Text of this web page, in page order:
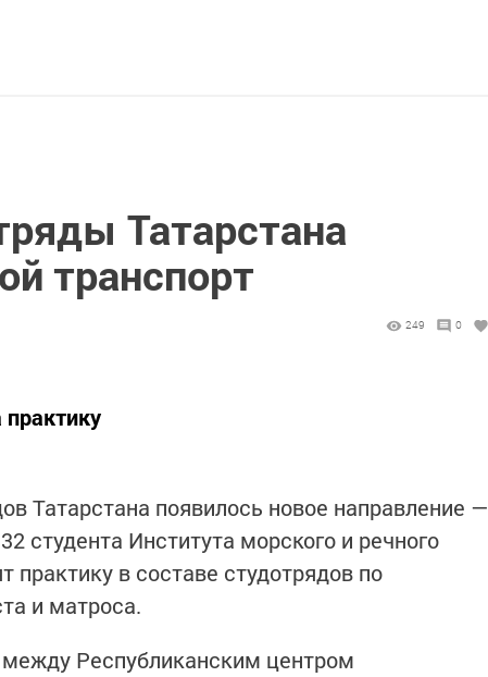
Татарстана
транспорт
249 0
Татарстана появилось новое направление —
студента Института морского и речного
практику в составе студотрядов по
и матроса.
Республиканским центром